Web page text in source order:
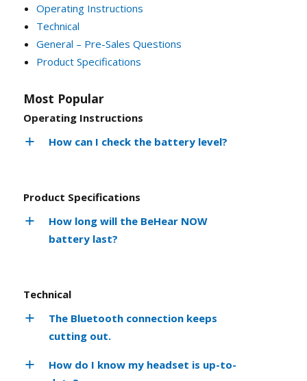
Operating Instructions
Technical
General – Pre-Sales Questions
Product Specifications
Most Popular
Operating Instructions
How can I check the battery level?
Product Specifications
How long will the BeHear NOW
battery last?
Technical
The Bluetooth connection keeps
cutting out.
How do I know my headset is up-to-